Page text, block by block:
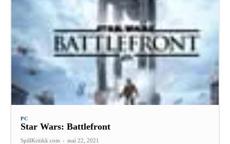
PC
Star Wars: Battlefront
SpillKritikk.com - mai 22, 2021